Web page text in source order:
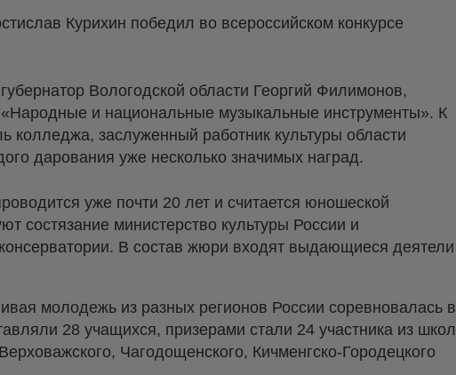
Курихин победил во всероссийском конкурсе
Вологодской области Георгий Филимонов,
и национальные музыкальные инструменты». К
колледжа, заслуженный работник культуры области
дарования уже несколько значимых наград.
уже почти 20 лет и считается юношеской
состязание министерство культуры России и
В состав жюри входят выдающиеся деятели
молодежь из разных регионов России соревновалась в
28 учащихся, призерами стали 24 участника из школ
Чагодощенского, Кичменгско-Городецкого